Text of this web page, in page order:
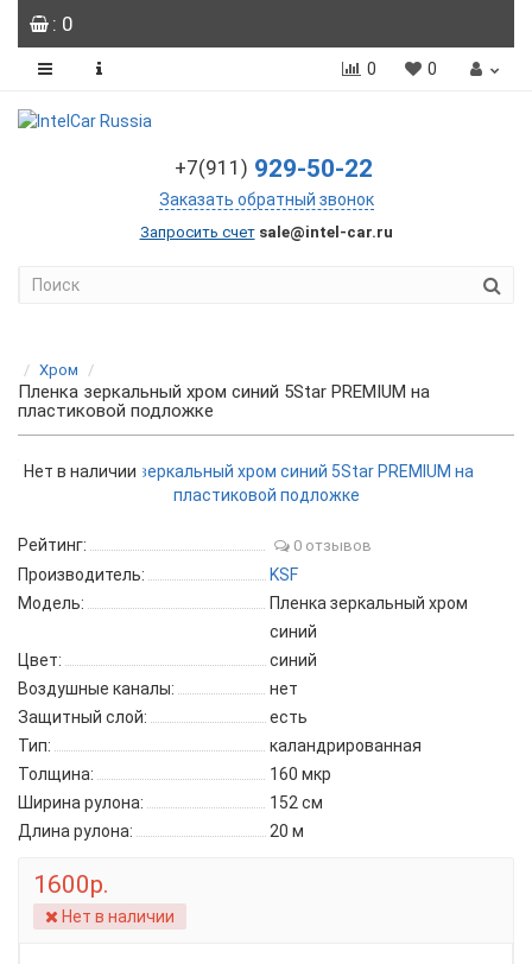
: 0
0 0
+7(911) 929-50-22
Заказать обратный звонок
Запросить счет sale@intel-car.ru
Хром
Пленка зеркальный хром синий 5Star PREMIUM на
пластиковой подложке
Нет в наличии
Рейтинг: 0 отзывов
Производитель:
KSF
Модель:
Пленка зеркальный хром
синий
Цвет:
синий
Воздушные каналы:
нет
Защитный слой:
есть
Тип:
каландрированная
Толщина:
160 мкр
Ширина рулона:
152 см
Длина рулона:
20 м
1600р.
Нет в наличии